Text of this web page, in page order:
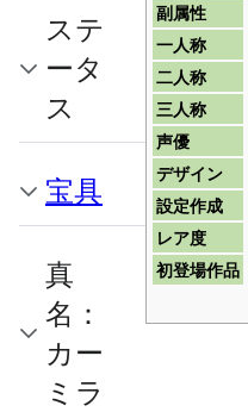
副属性
一人称
二人称
三人称
声優
デザイン
設定作成
レア度
初登場作品
ステ
ータ
ス
宝具
真
名：
カー
ミラ